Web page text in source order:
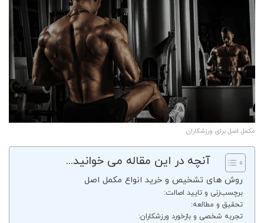
مکمل اصل برای ورزشکاران
آنچه در این مقاله می خوانید...
روش های تشخیص و خرید انواع مکمل اصل
برچسب‌زنی و تایید اصالت:
تحقیق و مطالعه:
تجربه شخصی و بازخورد ورزشکاران: